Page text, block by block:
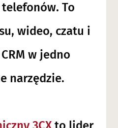
To
wideo, czatu i
w jedno
narzędzie.